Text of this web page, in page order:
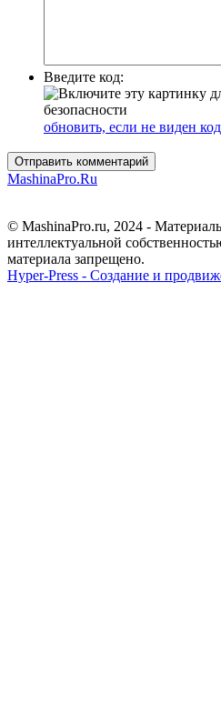
Введите код:
обновить, если не виден код
Отправить комментарий
MashinaPro.Ru
© MashinaPro.ru, 2024 -
интеллектуальной
материала запрещено.
Hyper-Press - Создание и